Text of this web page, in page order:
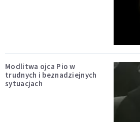
Modlitwa ojca Pio w
trudnych i beznadziejnych
sytuacjach